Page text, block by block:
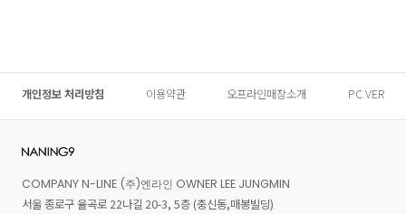
개인정보 처리방침 이용약관 오프라인매장소개 PC VER
COMPANY N-LINE (주)엔라인 OWNER LEE JUNGMIN
서울 종로구 율곡로 22나길 20-3, 5층 (충신동,매봉빌딩)